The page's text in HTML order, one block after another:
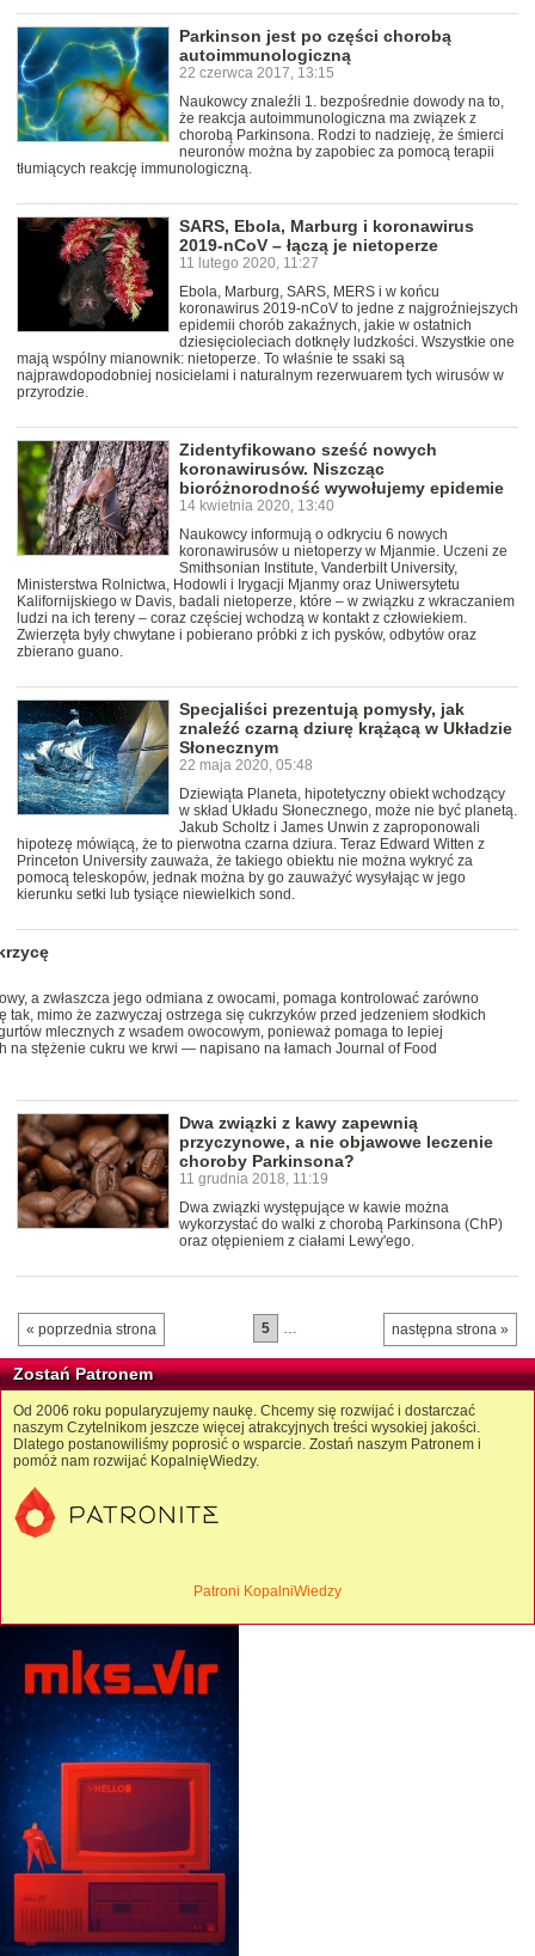
Parkinson jest po części chorobą
autoimmunologiczną
22 czerwca 2017, 13:15
Naukowcy znaleźli 1. bezpośrednie dowody na to,
że reakcja autoimmunologiczna ma związek z
chorobą Parkinsona. Rodzi to nadzieję, że śmierci
neuronów można by zapobiec za pomocą terapii
tłumiących reakcję immunologiczną.
SARS, Ebola, Marburg i koronawirus
2019-nCoV – łączą je nietoperze
11 lutego 2020, 11:27
Ebola, Marburg, SARS, MERS i w końcu
koronawirus 2019-nCoV to jedne z najgroźniejszych
epidemii chorób zakaźnych, jakie w ostatnich
dziesięcioleciach dotknęły ludzkości. Wszystkie one
mają wspólny mianownik: nietoperze. To właśnie te ssaki są
najprawdopodobniej nosicielami i naturalnym rezerwuarem tych wirusów w
przyrodzie.
Zidentyfikowano sześć nowych
koronawirusów. Niszcząc
bioróżnorodność wywołujemy epidemie
14 kwietnia 2020, 13:40
Naukowcy informują o odkryciu 6 nowych
koronawirusów u nietoperzy w Mjanmie. Uczeni ze
Smithsonian Institute, Vanderbilt University,
Ministerstwa Rolnictwa, Hodowli i Irygacji Mjanmy oraz Uniwersytetu
Kalifornijskiego w Davis, badali nietoperze, które – w związku z wkraczaniem
ludzi na ich tereny – coraz częściej wchodzą w kontakt z człowiekiem.
Zwierzęta były chwytane i pobierano próbki z ich pysków, odbytów oraz
zbierano guano.
Specjaliści prezentują pomysły, jak
znaleźć czarną dziurę krążącą w Układzie
Słonecznym
22 maja 2020, 05:48
Dziewiąta Planeta, hipotetyczny obiekt wchodzący
w skład Układu Słonecznego, może nie być planetą.
Jakub Scholtz i James Unwin z zaproponowali
hipotezę mówiącą, że to pierwotna czarna dziura. Teraz Edward Witten z
Princeton University zauważa, że takiego obiektu nie można wykryć za
pomocą teleskopów, jednak można by go zauważyć wysyłając w jego
kierunku setki lub tysiące niewielkich sond.
a zwłaszcza jego odmiana z owocami, pomaga kontrolować zarówno
mimo że zazwyczaj ostrzega się cukrzyków przed jedzeniem słodkich
mlecznych z wsadem owocowym, ponieważ pomaga to lepiej
na stężenie cukru we krwi — napisano na łamach Journal of Food
Dwa związki z kawy zapewnią
przyczynowe, a nie objawowe leczenie
choroby Parkinsona?
11 grudnia 2018, 11:19
Dwa związki występujące w kawie można
wykorzystać do walki z chorobą Parkinsona (ChP)
oraz otępieniem z ciałami Lewy'ego.
« poprzednia strona następna strona »
5 …
Zostań Patronem
Od 2006 roku popularyzujemy naukę. Chcemy się rozwijać i dostarczać
naszym Czytelnikom jeszcze więcej atrakcyjnych treści wysokiej jakości.
Dlatego postanowiliśmy poprosić o wsparcie. Zostań naszym Patronem i
pomóż nam rozwijać KopalnięWiedzy.
Patroni KopalniWiedzy